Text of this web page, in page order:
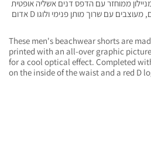
ממוחזר עם הדפס דנים אשליה אופטית
המדמה מכנסי ג'ינס חמישה כיסים, מעוצבים עם שרוך מותן פנימי ולוגו D אדום
These men's beachwear shorts are
printed with an all-over graphic
for a cool optical effect. Completed
on the inside of the waist and a red D